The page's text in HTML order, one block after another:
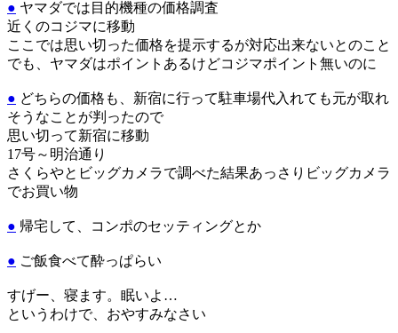
● ヤマダでは目的機種の価格調査
近くのコジマに移動
ここでは思い切った価格を提示するが対応出来ないとのこと
でも、ヤマダはポイントあるけどコジマポイント無いのに
● どちらの価格も、新宿に行って駐車場代入れても元が取れ
そうなことが判ったので
思い切って新宿に移動
17号～明治通り
さくらやとビッグカメラで調べた結果あっさりビッグカメラ
でお買い物
● 帰宅して、コンポのセッティングとか
● ご飯食べて酔っぱらい
すげー、寝ます。眠いよ…
というわけで、おやすみなさい